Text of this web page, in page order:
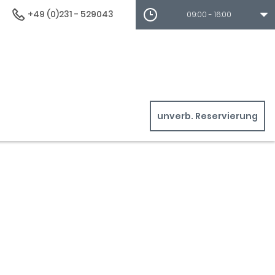
+49 (0)231 - 529043 09:00 - 16:00
unverb. Reservierung